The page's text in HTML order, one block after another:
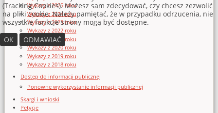
Wykazy z 2025 roku
Wykazy z 2024 roku
Wykazy z 2023 roku
Wykazy z 2022 roku
Wykazy z 2021 roku
Wykazy z 2020 roku
Wykazy z 2019 roku
Wykazy z 2018 roku
Dostęp do informacji publicznej
Ponowne wykorzystanie informacji publicznej
Skargi i wnioski
Petycje
(Tracking Cookies). Możesz sam zdecydować, czy chcesz zezwolić
na pliki cookie. Należy pamiętać, że w przypadku odrzucenia, nie
wszystkie funkcje strony mogą być dostępne.
OK
ODMAWIAĆ